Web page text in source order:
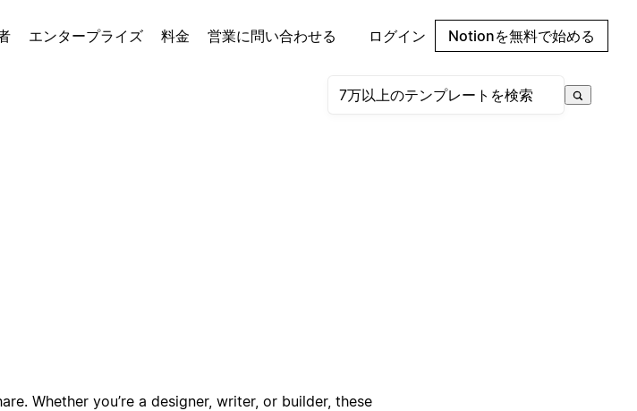
エンタープライズ 料金 営業に問い合わせる ログイン Notionを無料で始める
Whether you’re a designer, writer, or builder, these